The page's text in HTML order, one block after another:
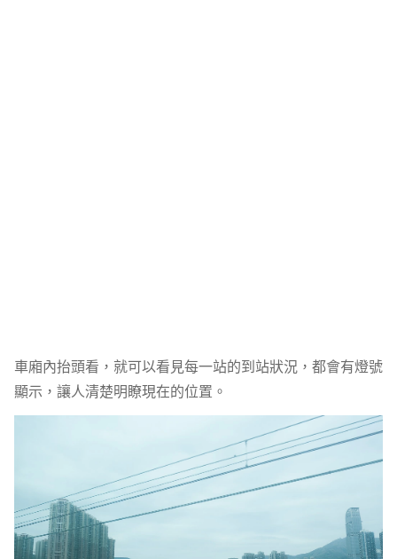
車廂內抬頭看，就可以看見每一站的到站狀況，都會有燈號
顯示，讓人清楚明瞭現在的位置。